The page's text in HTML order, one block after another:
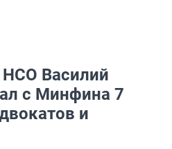
НСО Василий
с Минфина 7
и